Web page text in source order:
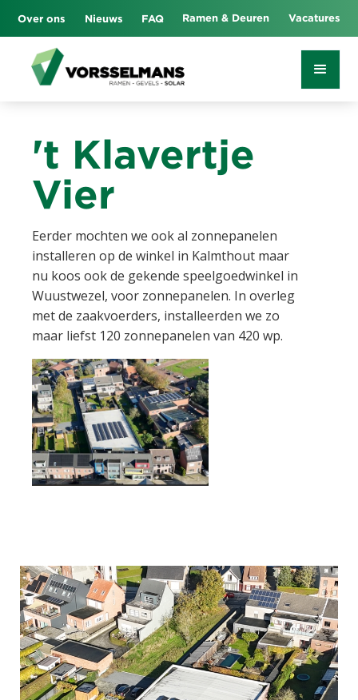
Over ons Nieuws FAQ Ramen & Deuren Vacatures
't Klavertje
Vier
Eerder mochten we ook al zonnepanelen
installeren op de winkel in Kalmthout maar
nu koos ook de gekende speelgoedwinkel in
Wuustwezel, voor zonnepanelen. In overleg
met de zaakvoerders, installeerden we zo
maar liefst 120 zonnepanelen van 420 wp.